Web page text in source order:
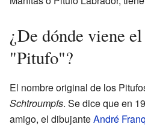
¿De dónde viene
"Pitufo"?
El nombre original de los
Schtroumpfs. Se dice que en
amigo, el dibujanteAndré